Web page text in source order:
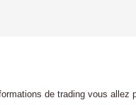
de trading vous